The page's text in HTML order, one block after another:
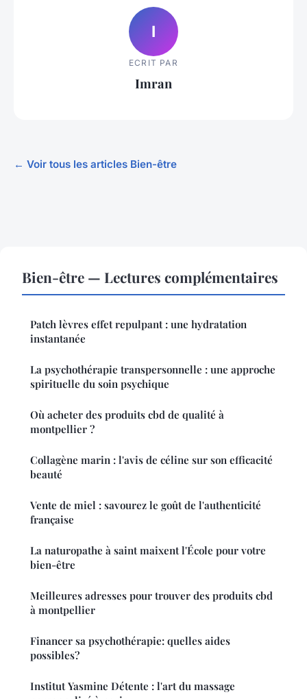
I
ECRIT PAR
Imran
← Voir tous les articles Bien-être
Bien-être — Lectures complémentaires
Patch lèvres effet repulpant : une hydratation
instantanée
La psychothérapie transpersonnelle : une approche
spirituelle du soin psychique
Où acheter des produits cbd de qualité à
montpellier ?
Collagène marin : l'avis de céline sur son efficacité
beauté
Vente de miel : savourez le goût de l'authenticité
française
La naturopathe à saint maixent l'École pour votre
bien-être
Meilleures adresses pour trouver des produits cbd
à montpellier
Financer sa psychothérapie: quelles aides
possibles?
Institut Yasmine Détente : l'art du massage